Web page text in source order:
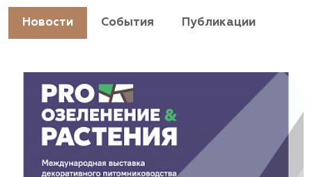
Владимирская область, Киржачский район, пос.
Знаменское
(929) 992-7100
Новости События Публикации